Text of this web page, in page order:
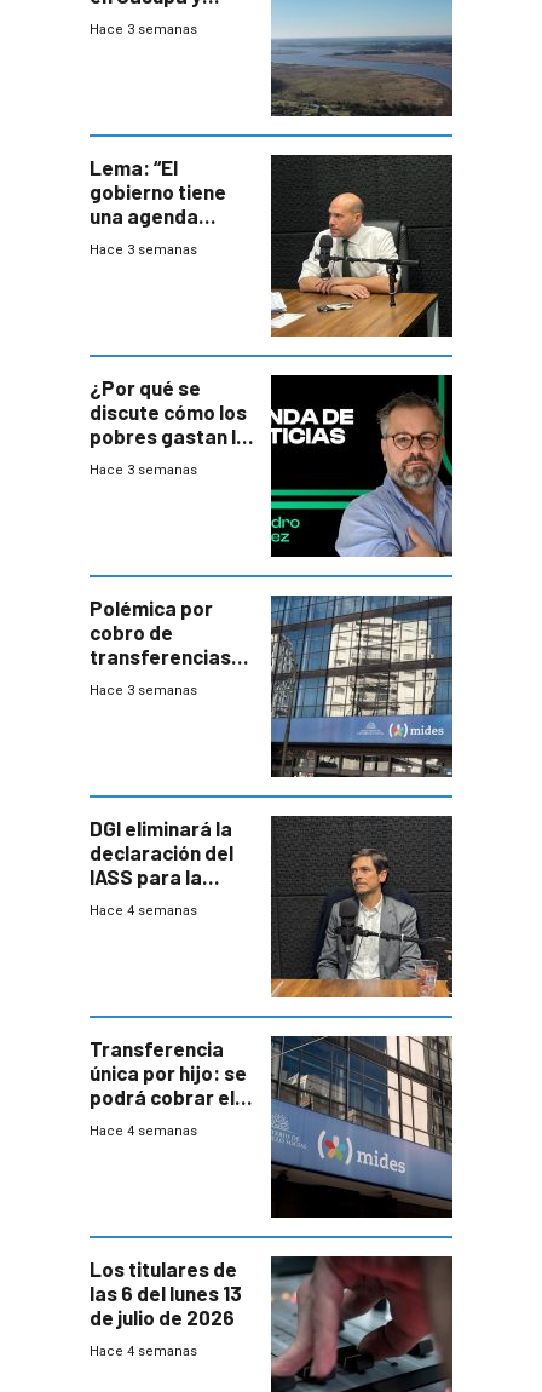
firma demanda
Hace 3 semanas
Lema: “El
gobierno tiene
una agenda
destructiva”
Hace 3 semanas
¿Por qué se
discute cómo los
pobres gastan la
plata?
Hace 3 semanas
Polémica por
cobro de
transferencias
del Mides en
Hace 3 semanas
DGI eliminará la
declaración del
IASS para la
mayoría de los
Hace 4 semanas
Transferencia
única por hijo: se
podrá cobrar el
100% en efectivo
Hace 4 semanas
Los titulares de
las 6 del lunes 13
de julio de 2026
Hace 4 semanas